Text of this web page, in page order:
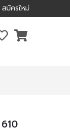
สมัครใหม่